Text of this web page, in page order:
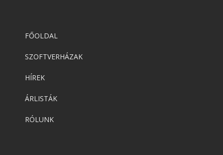
FŐOLDAL
SZOFTVERHÁZAK
HÍREK
ÁRLISTÁK
RÓLUNK